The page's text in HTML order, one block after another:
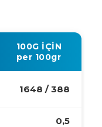
100G İÇİN
per 100gr
1648 / 388
0,5